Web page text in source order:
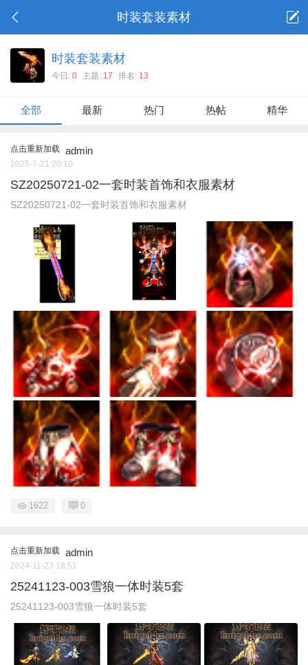
时装套装素材
时装套装素材
今日: 0 主题: 17 排名: 13
全部 最新 热门 热帖 精华
点击重新加载 admin
2025-7-21 20:10
SZ20250721-02一套时装首饰和衣服素材
SZ20250721-02一套时装首饰和衣服素材
1622 0
点击重新加载 admin
2024-11-23 18:51
25241123-003雪狼一体时装5套
25241123-003雪狼一体时装5套